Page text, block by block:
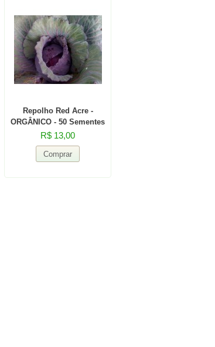
Repolho Red Acre -
ORGÂNICO - 50 Sementes
R$ 13,00